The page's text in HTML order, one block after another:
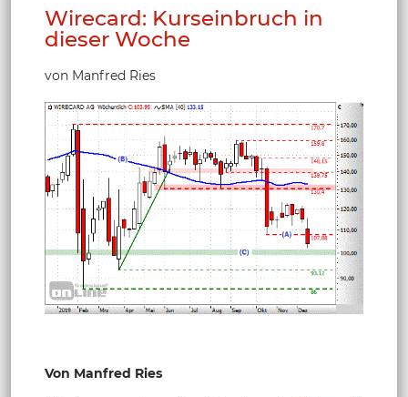
Wirecard: Kurseinbruch in
dieser Woche
von Manfred Ries
Von Manfred Ries